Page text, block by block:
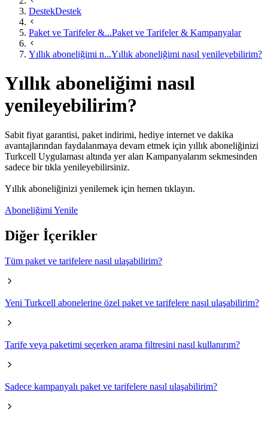
DestekDestek
Paket ve Tarifeler &...Paket ve Tarifeler & Kampanyalar
Yıllık aboneliğimi n...Yıllık aboneliğimi nasıl yenileyebilirim?
Yıllık aboneliğimi nasıl
yenileyebilirim?
Sabit fiyat garantisi, paket indirimi, hediye internet ve dakika
avantajlarından faydalanmaya devam etmek için yıllık aboneliğinizi
Turkcell Uygulaması altında yer alan Kampanyalarım sekmesinden
sadece bir tıkla yenileyebilirsiniz.​
​ ​Yıllık aboneliğinizi yenilemek için hemen tıklayın.​
Aboneliğimi Yenile
Diğer İçerikler
Tüm paket ve tarifelere nasıl ulaşabilirim?
Yeni Turkcell abonelerine özel paket ve tarifelere nasıl ulaşabilirim?
Tarife veya paketimi seçerken arama filtresini nasıl kullanırım?
Sadece kampanyalı paket ve tarifelere nasıl ulaşabilirim?